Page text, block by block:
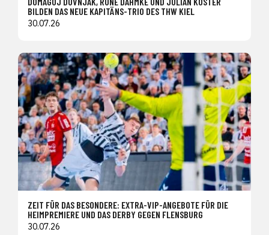
BILDEN DAS NEUE KAPITÄNS-TRIO DES THW KIEL
30.07.26
ZEIT FÜR DAS BESONDERE: EXTRA-VIP-ANGEBOTE FÜR DIE
HEIMPREMIERE UND DAS DERBY GEGEN FLENSBURG
30.07.26